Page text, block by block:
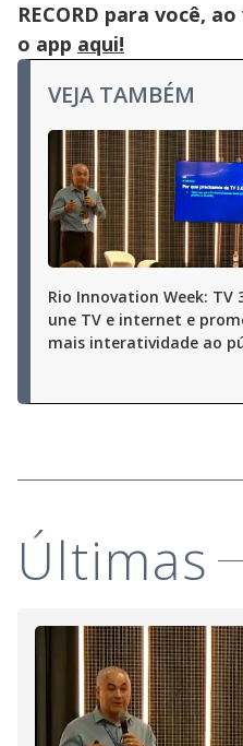
RECORD para você,
o app aqui!
VEJA TAMBÉM
Rio Innovation Week: TV
une TV e internet e
mais interatividade ao
Últimas